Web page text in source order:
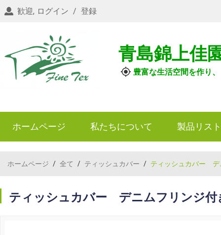
歓迎, ログイン / 登録
青島錦上佳
豊富な生活空間を作り
ホームページ 私たちについて 製品リスト
ホームページ / 全て / ティッシュカバー / ティッシュカバー
ティッシュカバー デニムフリンジ